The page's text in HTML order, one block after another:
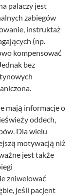
palaczy jest
zabiegów
instruktaż
(np.
kompensować
bez
mają informacje o
oddech,
Dla wielu
motywacją niż
jest także
zniwelować
jeśli pacjent